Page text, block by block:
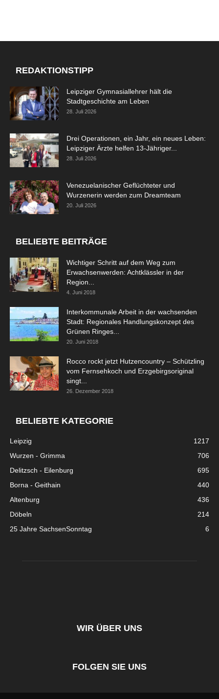
REDAKTIONSTIPP
Leipziger Gymnasiallehrer hält die
Stadtgeschichte am Leben
28. Juli 2026
Drei Operationen, ein Jahr, ein neues Leben:
Leipziger Ärzte helfen 13-Jähriger...
28. Juli 2026
Venezuelanischer Geflüchteter und
Wurzenerin werden zum Dreamteam
20. Juli 2026
BELIEBTE BEITRÄGE
Wichtiger Schritt auf dem Weg zum
Erwachsenwerden: Achtklässler in der
Region...
4. Juni 2018
Interkommunale Arbeit in der wachsenden
Stadt: Regionales Handlungskonzept des
Grünen Ringes...
20. Juni 2018
Rocco rockt jetzt Hutzencountry – Schützling
vom Fernsehkoch und Erzgebirgsoriginal
singt...
26. Dezember 2018
BELIEBTE KATEGORIE
Leipzig
1217
Wurzen - Grimma
706
Delitzsch - Eilenburg
695
Borna - Geithain
440
Altenburg
436
Döbeln
214
25 Jahre SachsenSonntag
6
WIR ÜBER UNS
FOLGEN SIE UNS